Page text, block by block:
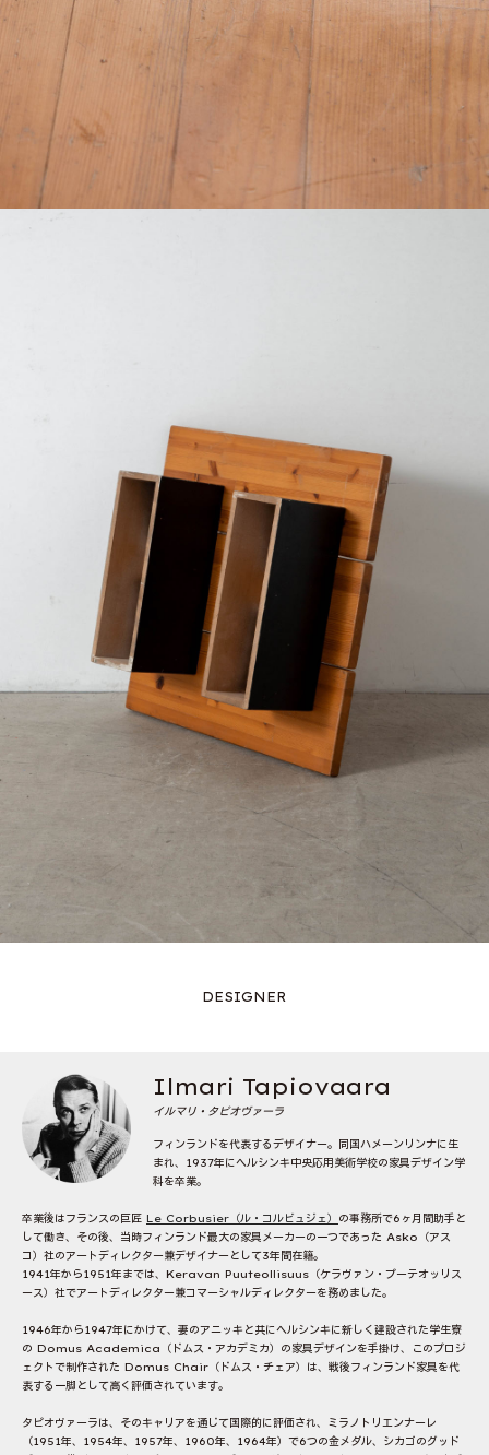
DESIGNER
Ilmari Tapiovaara
イルマリ・タピオヴァーラ
フィンランドを代表するデザイナー。同国ハメーンリンナに生
まれ、1937年にヘルシンキ中央応用美術学校の家具デザイン学
科を卒業。
卒業後はフランスの巨匠 Le Corbusier（ル・コルビュジェ） の事務所で6ヶ月間助手と
して働き、その後、当時フィンランド最大の家具メーカーの一つであった Asko（アス
コ）社のアートディレクター兼デザイナーとして3年間在籍。
1941年から1951年までは、Keravan Puuteollisuus（ケラヴァン・プーテオッリス
ース）社でアートディレクター兼コマーシャルディレクターを務めました。
1946年から1947年にかけて、妻のアニッキと共にヘルシンキに新しく建設された学生寮
の Domus Academica（ドムス・アカデミカ）の家具デザインを手掛け、このプロジ
ェクトで制作された Domus Chair（ドムス・チェア）は、戦後フィンランド家具を代
表する一脚として高く評価されています。
タピオヴァーラは、そのキャリアを通じて国際的に評価され、ミラノトリエンナーレ
（1951年、1954年、1957年、1960年、1964年）で6つの金メダル、シカゴのグッド